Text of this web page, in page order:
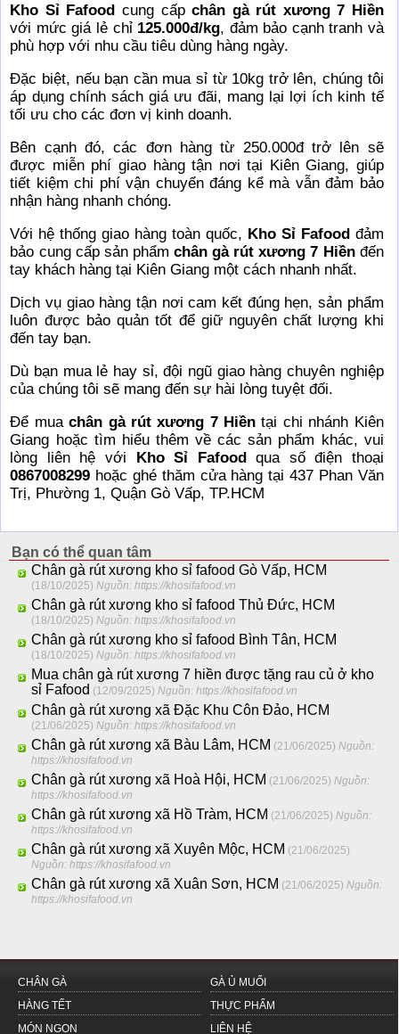
Kho Sỉ Fafood cung cấpchân gà rút xương 7 Hiền
với mức giá lẻ chỉ 125.000đ/kg, đảm bảo cạnh tranh và
phù hợp với nhu cầu tiêu dùng hàng ngày.
Đặc biệt, nếu bạn cần mua sỉ từ 10kg trở lên, chúng tôi
áp dụng chính sách giá ưu đãi, mang lại lợi ích kinh tế
tối ưu cho các đơn vị kinh doanh.
Bên cạnh đó, các đơn hàng từ 250.000đ trở lên sẽ
được miễn phí giao hàng tận nơi tại Kiên Giang, giúp
tiết kiệm chi phí vận chuyển đáng kể mà vẫn đảm bảo
nhận hàng nhanh chóng.
Với hệ thống giao hàng toàn quốc, Kho Sỉ Fafoodđảm
bảo cung cấp sản phẩm chân gà rút xương 7 Hiềnđến
tay khách hàng tại Kiên Giang một cách nhanh nhất.
Dịch vụ giao hàng tận nơi cam kết đúng hẹn, sản phẩm
luôn được bảo quản tốt để giữ nguyên chất lượng khi
đến tay bạn.
Dù bạn mua lẻ hay sỉ, đội ngũ giao hàng chuyên nghiệp
của chúng tôi sẽ mang đến sự hài lòng tuyệt đối.
Để muachân gà rút xương 7 Hiền tại chi nhánh Kiên
Giang hoặc tìm hiểu thêm về các sản phẩm khác, vui
lòng liên hệ với Kho Sỉ Fafoodqua số điện thoại
0867008299 hoặc ghé thăm cửa hàng tại 437 Phan Văn
Trị, Phường 1, Quận Gò Vấp, TP.HCM
Bạn có thể quan tâm
Chân gà rút xương kho sỉ fafood Gò Vấp, HCM
(18/10/2025)Nguồn: https://khosifafood.vn
Chân gà rút xương kho sỉ fafood Thủ Đức, HCM
(18/10/2025)Nguồn: https://khosifafood.vn
Chân gà rút xương kho sỉ fafood Bình Tân, HCM
(18/10/2025)Nguồn: https://khosifafood.vn
Mua chân gà rút xương 7 hiền được tặng rau củ ở kho
sỉ Fafood (12/09/2025)Nguồn: https://khosifafood.vn
Chân gà rút xương xã Đặc Khu Côn Đảo, HCM
(21/06/2025)Nguồn: https://khosifafood.vn
Chân gà rút xương xã Bàu Lâm, HCM (21/06/2025)Nguồn:
https://khosifafood.vn
Chân gà rút xương xã Hoà Hội, HCM (21/06/2025)Nguồn:
https://khosifafood.vn
Chân gà rút xương xã Hồ Tràm, HCM (21/06/2025)Nguồn:
https://khosifafood.vn
Chân gà rút xương xã Xuyên Mộc, HCM (21/06/2025)
Nguồn: https://khosifafood.vn
Chân gà rút xương xã Xuân Sơn, HCM (21/06/2025)Nguồn:
https://khosifafood.vn
CHÂN GÀ
GÀ Ủ MUỐI
HÀNG TẾT
THỰC PHẨM
MÓN NGON
LIÊN HỆ